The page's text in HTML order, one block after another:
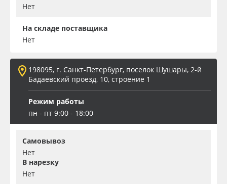
Нет
На складе поставщика
Нет
198095, г. Санкт-Петербург, поселок Шушары, 2-й
Бадаевский проезд, 10, строение 1
Режим работы
пн - пт 9:00 - 18:00
Самовывоз
Нет
В нарезку
Нет